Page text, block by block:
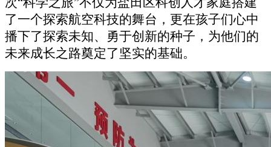
了一个探索航空科技的舞台，更在孩子们心中
播下了探索未知、勇于创新的种子，为他们的
未来成长之路奠定了坚实的基础。